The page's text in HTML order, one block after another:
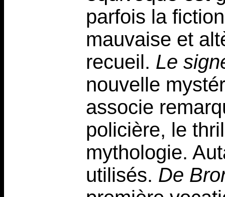
parfois la
mauvaise et
recueil. Le
nouvelle
associe
policière, le
mythologie.
utilisés. De